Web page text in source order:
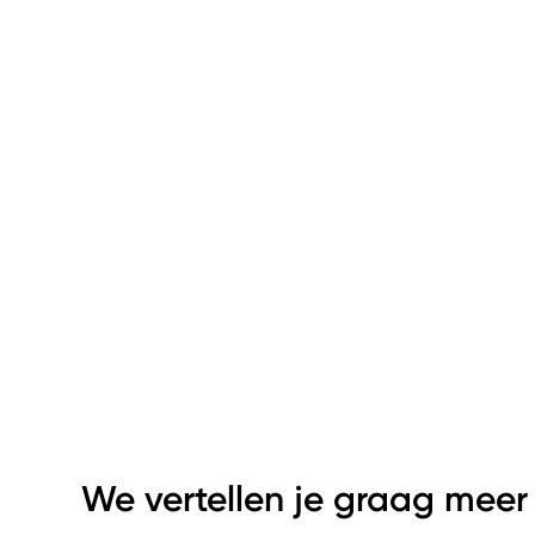
We vertellen je graag meer